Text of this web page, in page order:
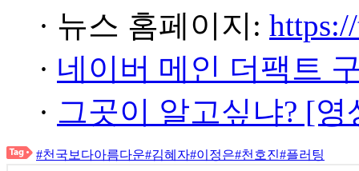
· 뉴스 홈페이지:
· 네이버 메인 더팩트
· 그곳이 알고싶냐? [
#천국보다아름다운#김혜자#이정은#천호진#플러팅